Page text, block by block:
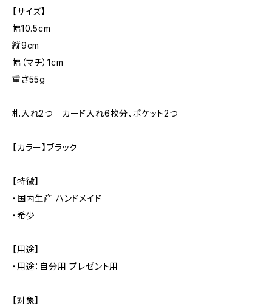
【サイズ】
幅10.5cm
縦9cm
幅（マチ）1cm
重さ55g
札入れ2つ カード入れ6枚分、ポケット2つ
【カラー】ブラック
【特徴】
・国内生産 ハンドメイド
・希少
【用途】
・用途：自分用 プレゼント用
【対象】